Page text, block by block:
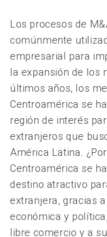
Los procesos de
comúnmente
empresarial para
la expansión de los
últimos años, los
Centroamérica se
región de interés
extranjeros que
América Latina.
Centroamérica se
destino atractivo
extranjera, gracias
económica y
libre comercio y a